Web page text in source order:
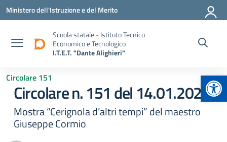
Vai ai contenuti
Vai al menu di navigazione
Vai al footer
Ministero dell'Istruzione e del Merito
Scuola statale - Istituto Tecnico
Economico e Tecnologico
I.T.E.T. "Dante Alighieri"
Circolare 151
Circolare n. 151 del 14.01.2025
Mostra “Cerignola d’altri tempi” del maestro
Giuseppe Cormio